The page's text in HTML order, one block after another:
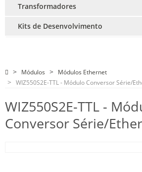
Transformadores
Kits de Desenvolvimento
Módulos
Módulos Ethernet
WIZ550S2E-TTL - Módulo Conversor Série/
WIZ550S2E-TTL -
Conversor Série/